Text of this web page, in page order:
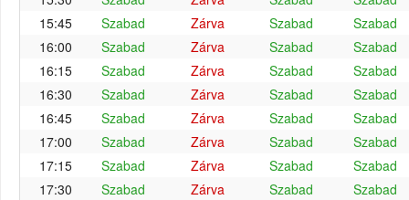
15:45
Szabad Zárva Szabad
Szabad
16:00
Szabad Zárva Szabad
Szabad
16:15
Szabad Zárva Szabad
Szabad
16:30
Szabad Zárva Szabad
Szabad
16:45
Szabad Zárva Szabad
Szabad
17:00
Szabad Zárva Szabad
Szabad
17:15
Szabad Zárva Szabad
Szabad
17:30
Szabad Zárva Szabad
Szabad